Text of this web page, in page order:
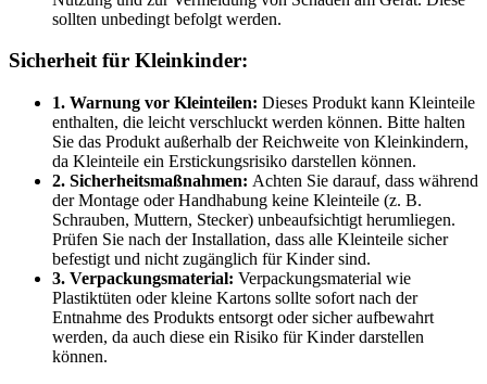
sollten unbedingt befolgt werden.
Sicherheit für Kleinkinder:
1. Warnung vor Kleinteilen: Dieses Produkt kann Kleinteile
enthalten, die leicht verschluckt werden können. Bitte halten
Sie das Produkt außerhalb der Reichweite von Kleinkindern,
da Kleinteile ein Erstickungsrisiko darstellen können.
2. Sicherheitsmaßnahmen: Achten Sie darauf, dass während
der Montage oder Handhabung keine Kleinteile (z. B.
Schrauben, Muttern, Stecker) unbeaufsichtigt herumliegen.
Prüfen Sie nach der Installation, dass alle Kleinteile sicher
befestigt und nicht zugänglich für Kinder sind.
3. Verpackungsmaterial: Verpackungsmaterial wie
Plastiktüten oder kleine Kartons sollte sofort nach der
Entnahme des Produkts entsorgt oder sicher aufbewahrt
werden, da auch diese ein Risiko für Kinder darstellen
können.